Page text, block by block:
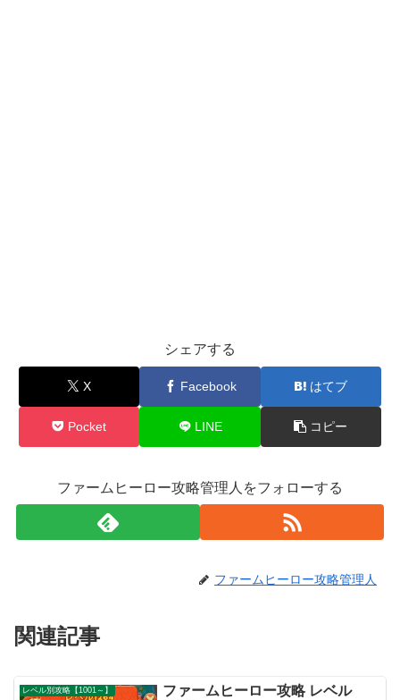
シェアする
X Facebook はてブ
Pocket LINE コピー
ファームヒーロー攻略管理人をフォローする
ファームヒーロー攻略管理人
関連記事
レベル別攻略【1001～】
ファームヒーロー攻略 レベル